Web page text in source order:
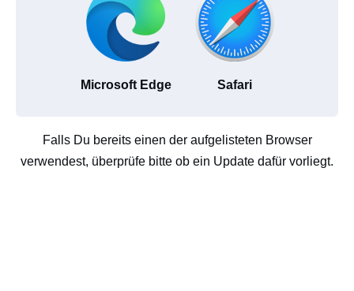
Microsoft Edge Safari
Falls Du bereits einen der aufgelisteten Browser
verwendest, überprüfe bitte ob ein Update dafür vorliegt.